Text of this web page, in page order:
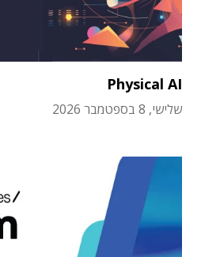
Physical AI
שלישי, 8 בספטמבר 2026